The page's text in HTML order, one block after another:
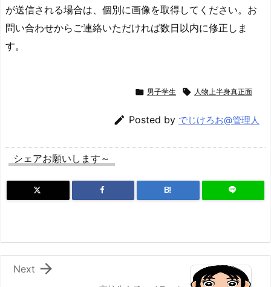
が送信される場合は、個別に画像を取得してください。お
問い合わせからご連絡いただければ数日以内に修正しま
す。
 男子学生  人物上半身真正面
 Posted by でじけろお@管理人
シェアお願いします～
B!

Next